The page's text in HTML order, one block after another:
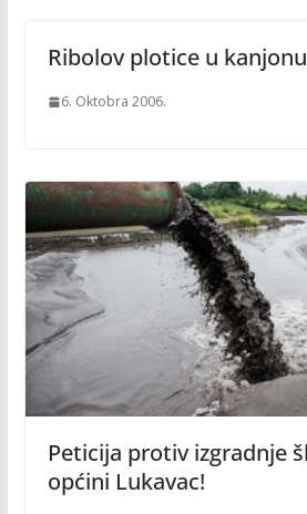
Ribolov plotice u
6. Oktobra 2006.
Peticija protiv izgradnje
općini Lukavac!